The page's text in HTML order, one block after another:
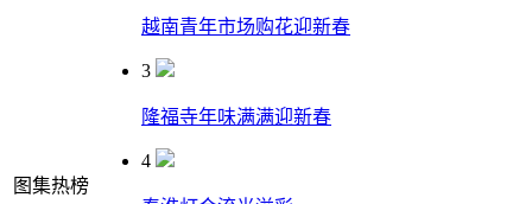
图集热榜
越南青年市场购花迎新春
3
隆福寺年味满满迎新春
4